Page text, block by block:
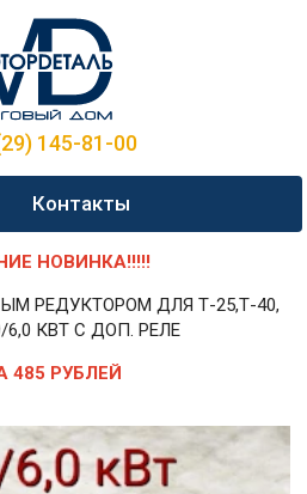
145-81-00
Контакты
НОВИНКА!!!!!
РЕДУКТОРОМ ДЛЯ Т-25,Т-40,
6,0 КВТ С ДОП. РЕЛЕ
485 РУБЛЕЙ